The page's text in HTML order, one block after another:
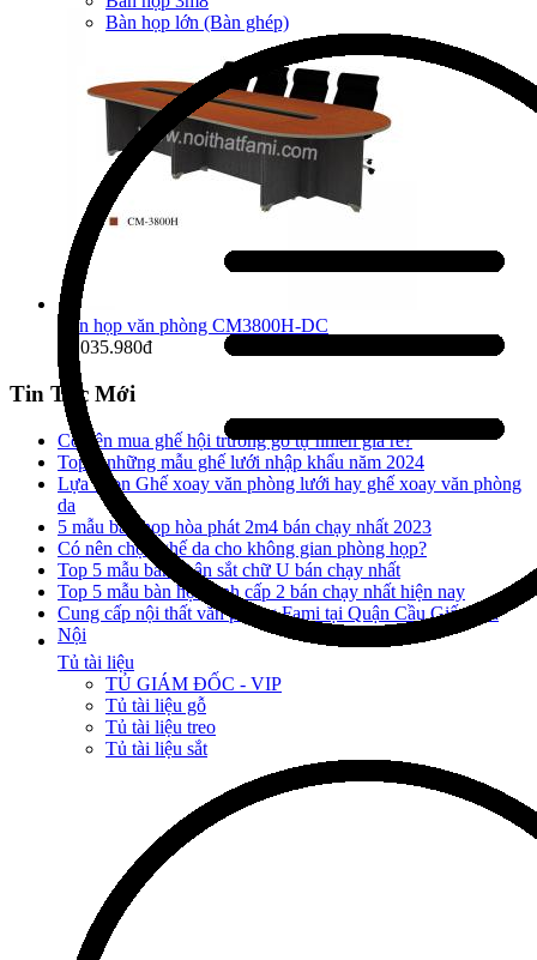
Bàn họp văn phòng CM3800H-DC
11.035.980đ
Tin Tức Mới
Có nên mua ghế hội trường gỗ tự nhiên giá rẻ?
Top 5 những mẫu ghế lưới nhập khẩu năm 2024
Lựa chọn Ghế xoay văn phòng lưới hay ghế xoay văn phòng
da
5 mẫu bàn họp hòa phát 2m4 bán chạy nhất 2023
Có nên chọn ghế da cho không gian phòng họp?
Top 5 mẫu bàn chân sắt chữ U bán chạy nhất
Top 5 mẫu bàn học sinh cấp 2 bán chạy nhất hiện nay
Cung cấp nội thất văn phòng Fami tại Quận Cầu Giấy, Hà
Nội
Bàn họp lớn (Bàn ghép)
Tủ tài liệu
TỦ GIÁM ĐỐC - VIP
Tủ tài liệu gỗ
Tủ tài liệu treo
Tủ tài liệu sắt